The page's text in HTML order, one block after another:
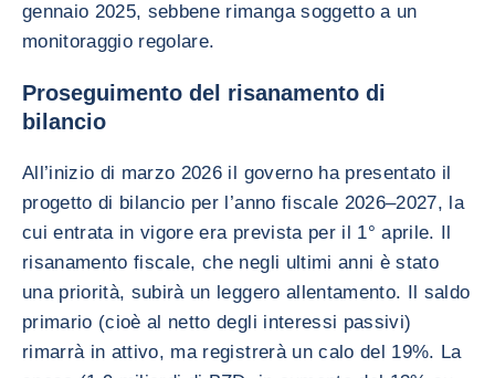
gennaio 2025, sebbene rimanga soggetto a un
monitoraggio regolare.
Proseguimento del risanamento di
bilancio
All’inizio di marzo 2026 il governo ha presentato il
progetto di bilancio per l’anno fiscale 2026–2027, la
cui entrata in vigore era prevista per il 1° aprile. Il
risanamento fiscale, che negli ultimi anni è stato
una priorità, subirà un leggero allentamento. Il saldo
primario (cioè al netto degli interessi passivi)
rimarrà in attivo, ma registrerà un calo del 19%. La